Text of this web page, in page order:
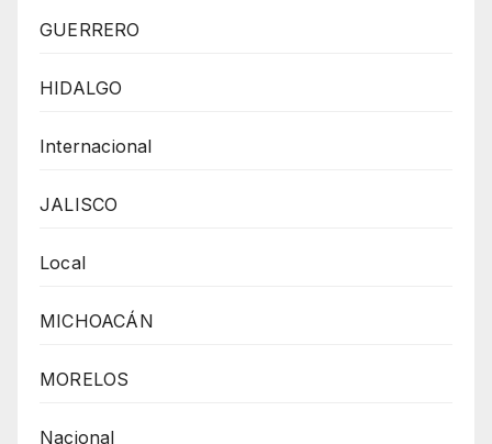
GUERRERO
HIDALGO
Internacional
JALISCO
Local
MICHOACÁN
MORELOS
Nacional